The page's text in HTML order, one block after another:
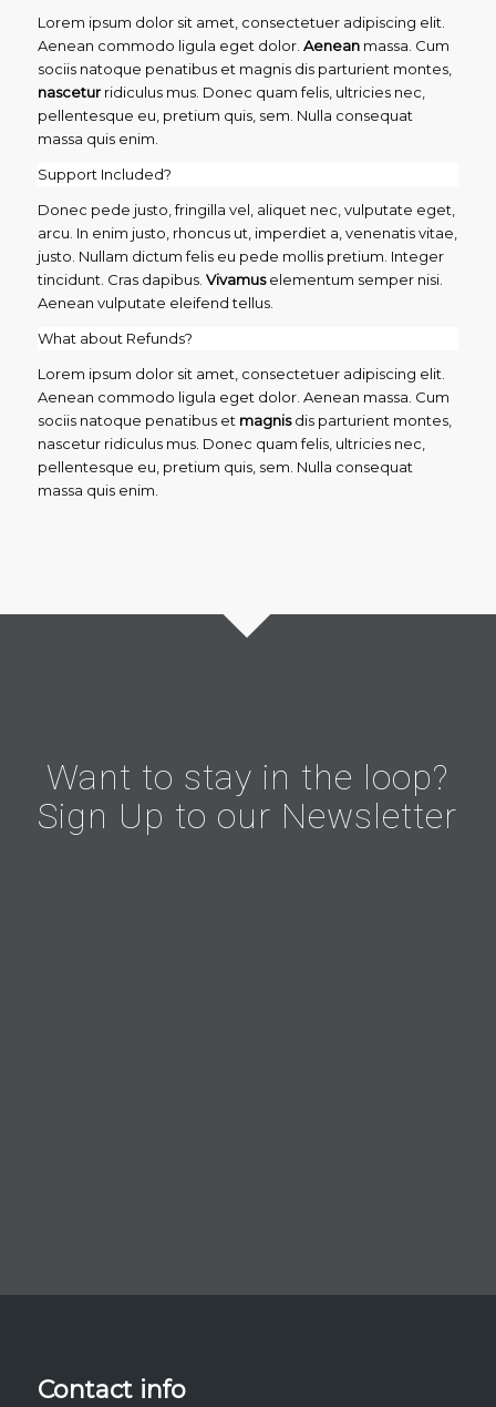
Lorem ipsum dolor sit amet, consectetuer adipiscing elit.
Aenean commodo ligula eget dolor. Aeneanmassa. Cum
sociis natoque penatibus et magnis dis parturient montes,
nasceturridiculus mus. Donec quam felis, ultricies nec,
pellentesque eu, pretium quis, sem. Nulla consequat
massa quis enim.
Support Included?
Donec pede justo, fringilla vel, aliquet nec, vulputate eget,
arcu. In enim justo, rhoncus ut, imperdiet a, venenatis vitae,
justo. Nullam dictum felis eu pede mollis pretium. Integer
tincidunt. Cras dapibus. Vivamuselementum semper nisi.
Aenean vulputate eleifend tellus.
What about Refunds?
Lorem ipsum dolor sit amet, consectetuer adipiscing elit.
Aenean commodo ligula eget dolor. Aenean massa. Cum
sociis natoque penatibus et magnisdis parturient montes,
nascetur ridiculus mus. Donec quam felis, ultricies nec,
pellentesque eu, pretium quis, sem. Nulla consequat
massa quis enim.
Want to stay in the loop?
Sign Up to our Newsletter
Contact info